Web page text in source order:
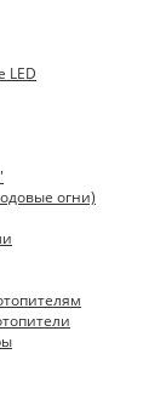
LED
огни)